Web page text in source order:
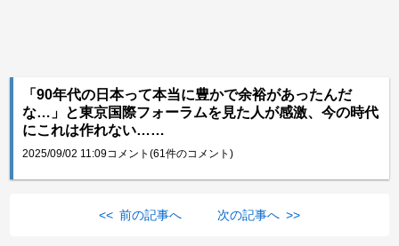
「90年代の日本って本当に豊かで余裕があったんだ
な…」と東京国際フォーラムを見た人が感激、今の時代
にこれは作れない……
2025/09/02 11:09コメント(61件のコメント)
<< 前の記事へ 次の記事へ >>